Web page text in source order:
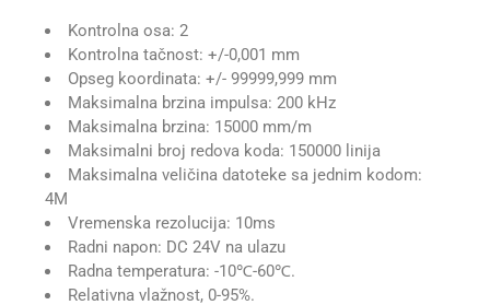
Kontrolna osa: 2
Kontrolna tačnost: +/-0,001 mm
Opseg koordinata: +/- 99999,999 mm
Maksimalna brzina impulsa: 200 kHz
Maksimalna brzina: 15000 mm/m
Maksimalni broj redova koda: 150000 linija
Maksimalna veličina datoteke sa jednim kodom:
4M
Vremenska rezolucija: 10ms
Radni napon: DC 24V na ulazu
Radna temperatura: -10℃-60℃.
Relativna vlažnost, 0-95%.